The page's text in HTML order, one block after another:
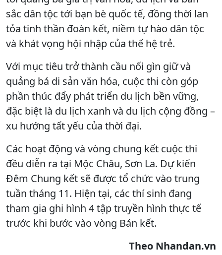
sắc dân tộc tới bạn bè quốc tế, đồng thời lan
tỏa tinh thần đoàn kết, niềm tự hào dân tộc
và khát vọng hội nhập của thế hệ trẻ.
Với mục tiêu trở thành cầu nối gìn giữ và
quảng bá di sản văn hóa, cuộc thi còn góp
phần thúc đẩy phát triển du lịch bền vững,
đặc biệt là du lịch xanh và du lịch cộng đồng –
xu hướng tất yếu của thời đại.
Các hoạt động và vòng chung kết cuộc thi
đều diễn ra tại Mộc Châu, Sơn La. Dự kiến
Đêm Chung kết sẽ được tổ chức vào trung
tuần tháng 11. Hiện tại, các thí sinh đang
tham gia ghi hình 4 tập truyền hình thực tế
trước khi bước vào vòng Bán kết.
Theo Nhandan.vn